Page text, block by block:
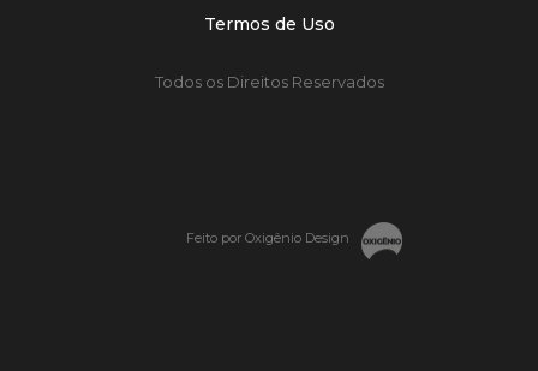
Termos de Uso
Todos os Direitos Reservados
Feito por Oxigênio Design